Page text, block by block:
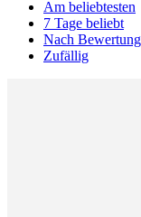
Am beliebtesten
7 Tage beliebt
Nach Bewertung
Zufällig